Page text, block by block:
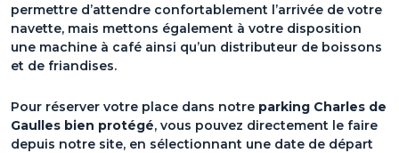
permettre d’attendre confortablement l’arrivée de votre
navette, mais mettons également à votre disposition
une machine à café ainsi qu’un distributeur de boissons
et de friandises.
Pour réserver votre place dans notre parking Charles de
Gaulles bien protégé, vous pouvez directement le faire
depuis notre site, en sélectionnant une date de départ